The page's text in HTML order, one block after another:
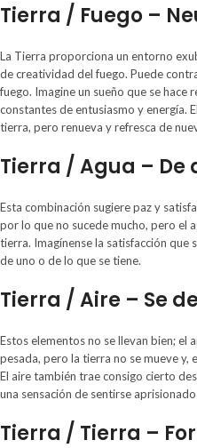
Tierra / Fuego –
La Tierra proporciona un entorno
de creatividad del fuego. Puede
fuego. Imagine un sueño que se hace
constantes de entusiasmo y energía.
tierra, pero renueva y refresca de
Tierra / Agua – De
Esta combinación sugiere paz y
por lo que no sucede mucho, pero el
tierra. Imagínense la satisfacción
de uno o de lo que se tiene.
Tierra / Aire – Se
Estos elementos no se llevan bien; el
pesada, pero la tierra no se mueve y,
El aire también trae consigo cierto
una sensación de sentirse
Tierra / Tierra –